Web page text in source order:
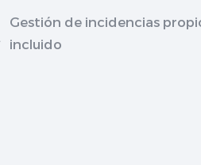
Gestión de incidencias
incluido